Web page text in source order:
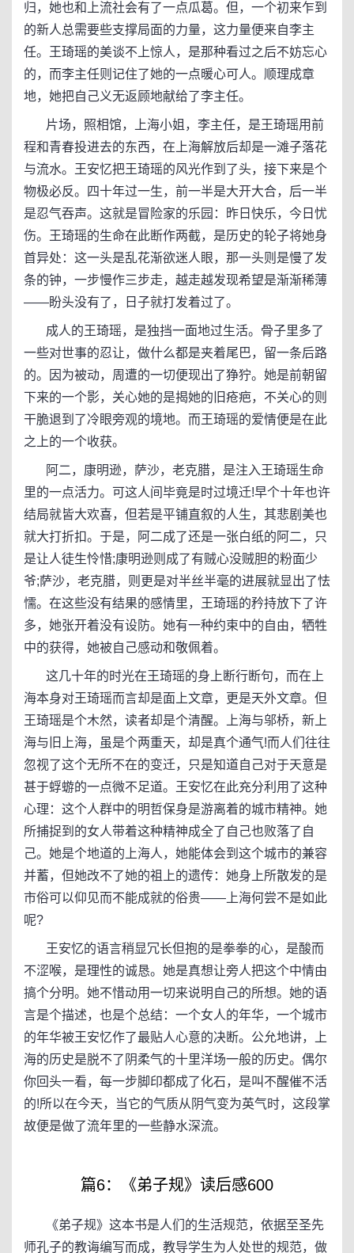
归，她也和上流社会有了一点瓜葛。但，一个初来乍到
的新人总需要些支撑局面的力量，这力量便来自李主
任。王琦瑶的美谈不上惊人，是那种看过之后不妨忘心
的，而李主任则记住了她的一点暖心可人。顺理成章
地，她把自己义无返顾地献给了李主任。
片场，照相馆，上海小姐，李主任，是王琦瑶用前
程和青春投进去的东西，在上海解放后却是一滩子落花
与流水。王安忆把王琦瑶的风光作到了头，接下来是个
物极必反。四十年过一生，前一半是大开大合，后一半
是忍气吞声。这就是冒险家的乐园：昨日快乐，今日忧
伤。王琦瑶的生命在此断作两截，是历史的轮子将她身
首异处：这一头是乱花渐欲迷人眼，那一头则是慢了发
条的钟，一步慢作三步走，越走越发现希望是渐渐稀薄
——盼头没有了，日子就打发着过了。
成人的王琦瑶，是独挡一面地过生活。骨子里多了
一些对世事的忍让，做什么都是夹着尾巴，留一条后路
的。因为被动，周遭的一切便现出了狰狞。她是前朝留
下来的一个影，关心她的是揭她的旧疮疤，不关心的则
干脆退到了冷眼旁观的境地。而王琦瑶的爱情便是在此
之上的一个收获。
阿二，康明逊，萨沙，老克腊，是注入王琦瑶生命
里的一点活力。可这人间毕竟是时过境迁!早个十年也许
结局就皆大欢喜，但若是平铺直叙的人生，其悲剧美也
就大打折扣。于是，阿二成了还是一张白纸的阿二，只
是让人徒生怜惜;康明逊则成了有贼心没贼胆的粉面少
爷;萨沙，老克腊，则更是对半丝半毫的进展就显出了怯
懦。在这些没有结果的感情里，王琦瑶的矜持放下了许
多，她张开着没有设防。她有一种约束中的自由，牺牲
中的获得，她被自己感动和敬佩着。
这几十年的时光在王琦瑶的身上断行断句，而在上
海本身对王琦瑶而言却是面上文章，更是天外文章。但
王琦瑶是个木然，读者却是个清醒。上海与邬桥，新上
海与旧上海，虽是个两重天，却是真个通气!而人们往往
忽视了这个无所不在的变迁，只是知道自己对于天意是
甚于蜉蝣的一点微不足道。王安忆在此充分利用了这种
心理：这个人群中的明哲保身是游离着的城市精神。她
所捕捉到的女人带着这种精神成全了自己也败落了自
己。她是个地道的上海人，她能体会到这个城市的兼容
并蓄，但她改不了她的祖上的遗传：她身上所散发的是
市俗可以仰见而不能成就的俗贵——上海何尝不是如此
呢?
王安忆的语言稍显冗长但抱的是拳拳的心，是酸而
不涩喉，是理性的诚恳。她是真想让旁人把这个中情由
搞个分明。她不惜动用一切来说明自己的所想。她的语
言是个描述，也是个总结：一个女人的年华，一个城市
的年华被王安忆作了最贴人心意的决断。公允地讲，上
海的历史是脱不了阴柔气的十里洋场一般的历史。偶尔
你回头一看，每一步脚印都成了化石，是叫不醒催不活
的!所以在今天，当它的气质从阴气变为英气时，这段掌
故便是做了流年里的一些静水深流。
篇6：《弟子规》读后感600
《弟子规》这本书是人们的生活规范，依据至圣先
师孔子的教诲编写而成，教导学生为人处世的规范，做